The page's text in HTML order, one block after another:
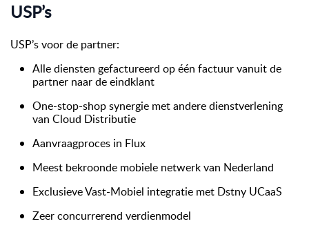
USP’s
USP’s voor de partner:
Alle diensten gefactureerd op één factuur vanuit de
partner naar de eindklant
One-stop-shop synergie met andere dienstverlening
van Cloud Distributie
Aanvraagproces in Flux
Meest bekroonde mobiele netwerk van Nederland
Exclusieve Vast-Mobiel integratie met Dstny UCaaS
Zeer concurrerend verdienmodel